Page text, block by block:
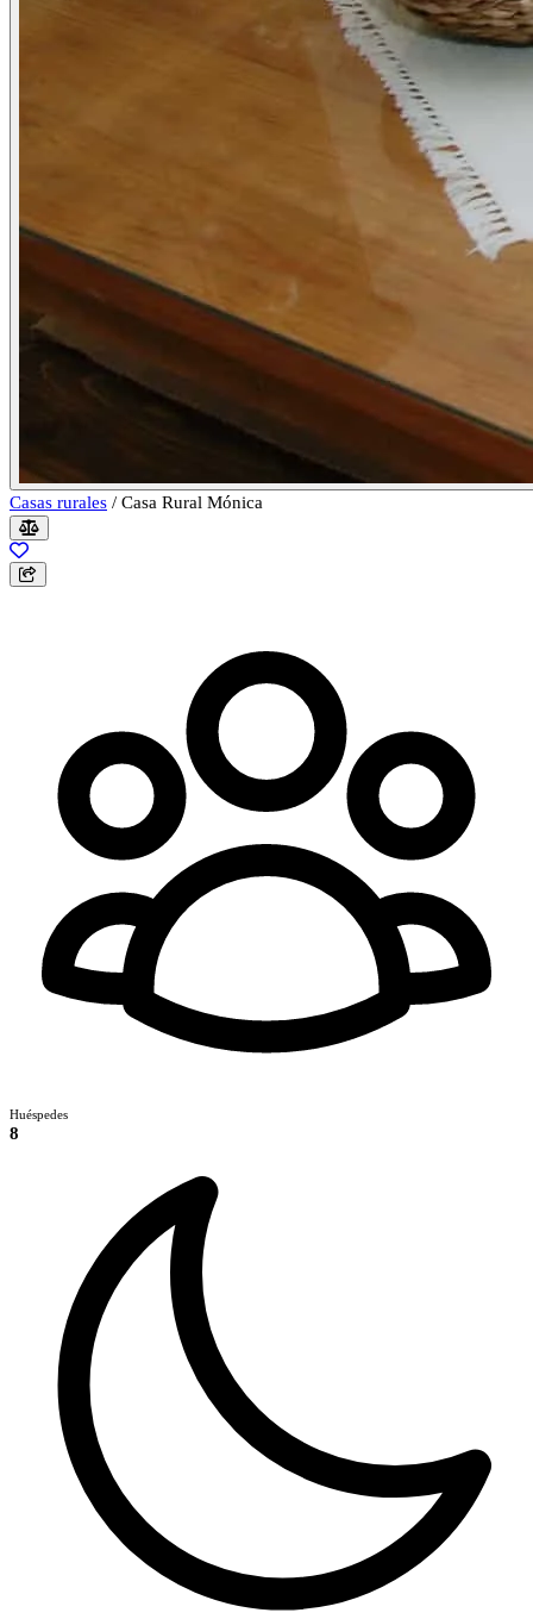
Casas rurales / Casa Rural Mónica
Huéspedes
8